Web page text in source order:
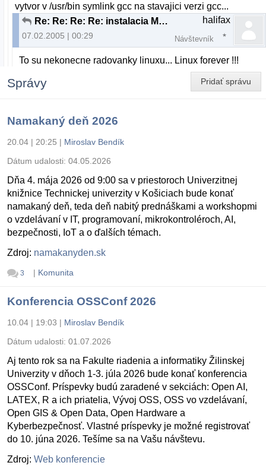
vytvor v /usr/bin symlink gcc na stavajici verzi gcc...
Re: Re: Re: Re: instalacia Mplayer, problem s gcc
07.02.2005 | 00:29
halifax
Návštevník
To su nekonecne radovanky linuxu... Linux forever !!!
Pridať správu
Správy
Namakaný deň 2026
20.04 | 20:25 | Miroslav Bendík
Dátum udalosti: 04.05.2026
Dňa 4. mája 2026 od 9:00 sa v priestoroch Univerzitnej
knižnice Technickej univerzity v Košiciach bude konať
namakaný deň, teda deň nabitý prednáškami a workshopmi
o vzdelávaní v IT, programovaní, mikrokontroléroch, AI,
bezpečnosti, IoT a o ďalších témach.
Zdroj: namakanyden.sk
3 | Komunita
Konferencia OSSConf 2026
10.04 | 19:03 | Miroslav Bendík
Dátum udalosti: 01.07.2026
Aj tento rok sa na Fakulte riadenia a informatiky Žilinskej
Univerzity v dňoch 1-3. júla 2026 bude konať konferencia
OSSConf. Príspevky budú zaradené v sekciách: Open AI,
LATEX, R a ich priatelia, Vývoj OSS, OSS vo vzdelávaní,
Open GIS & Open Data, Open Hardware a
Kyberbezpečnosť. Vlastné príspevky je možné registrovať
do 10. júna 2026. Tešíme sa na Vašu návštevu.
Zdroj: Web konferencie